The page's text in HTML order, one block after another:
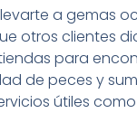
a gemas
otros clientes
para
de peces y
útiles